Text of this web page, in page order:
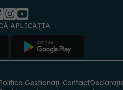
Gestionați Contact